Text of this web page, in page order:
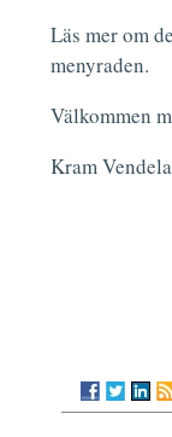
Läs mer om
menyraden.
Välkommen
Kram Vendela